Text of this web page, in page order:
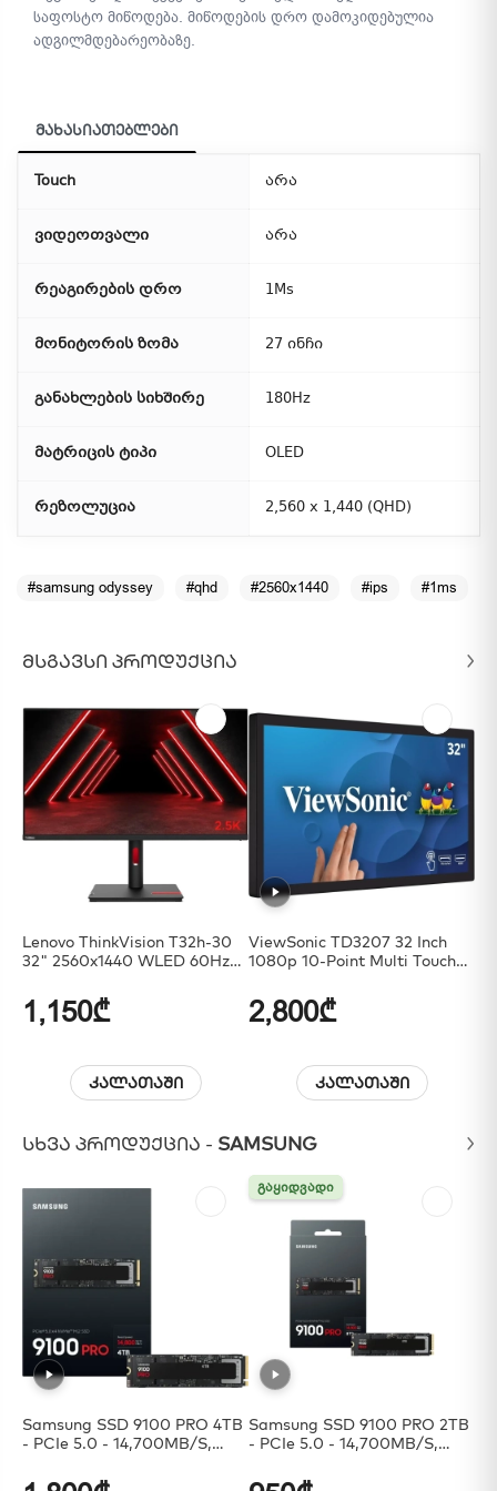
საფოსტო მიწოდება. მიწოდების დრო დამოკიდებულია
ადგილმდებარეობაზე.
მახასიათებლები
Touch არა
ვიდეოთვალი არა
რეაგირების დრო 1Ms
მონიტორის ზომა 27 ინჩი
განახლების სიხშირე 180Hz
მატრიცის ტიპი OLED
რეზოლუცია 2,560 x 1,440 (QHD)
#samsung odyssey #qhd #2560x1440 #ips #1ms
ᲛᲡᲒᲐᲕᲡᲘ ᲞᲠᲝᲓᲣᲥᲪᲘᲐ
Lenovo ThinkVision T32h-30
32" 2560x1440 WLED 60Hz
1,150₾
კალათაში
ViewSonic TD3207 32 Inch
1080p 10-Point Multi Touch
USB Type B, And DisplayPort
Inputs
2,800₾
კალათაში
ᲡᲮᲕᲐ ᲞᲠᲝᲓᲣᲥᲪᲘᲐ - SAMSUNG
Samsung SSD 9100 PRO 4TB
- PCIe 5.0 - 14,700MB/s,
Gaming, And Heavy Duty
ᲒᲐᲧᲘᲓᲕᲐᲓᲘ
ᲒᲐᲧᲘᲓᲕᲐᲓᲘ
Samsung SSD 9100 PRO 2TB
- PCIe 5.0 - 14,700MB/s,
Gaming, And Heavy Duty